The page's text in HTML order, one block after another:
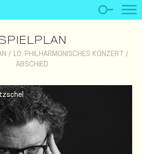
/ 10. PHILHARMONISCHES KONZERT /
ABSCHIED